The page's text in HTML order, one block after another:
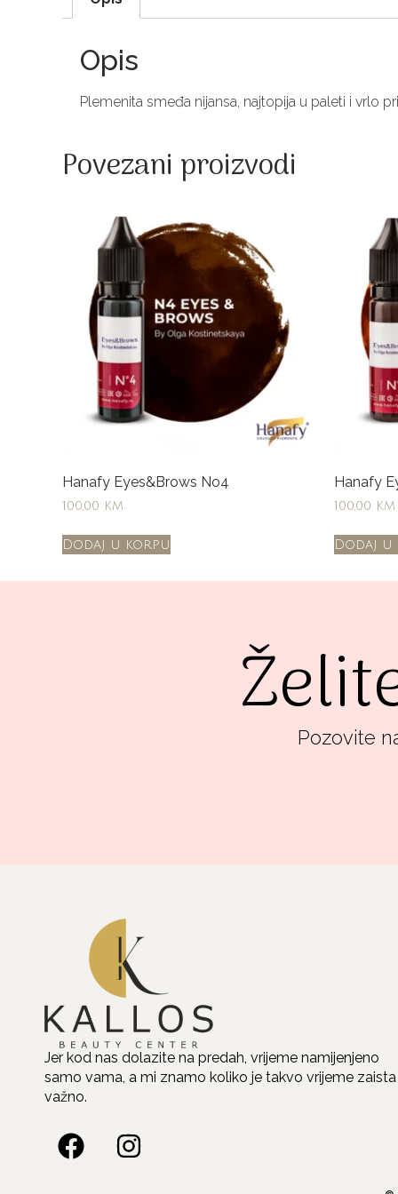
Opis
Plemenita smeđa nijansa, najtopija u paleti i vrlo
Povezani proizvodi
Hanafy Eyes&Brows No4
100,00 KM
Dodaj u korpu
Hanafy
100,00 KM
Dodaj
Pozovite
Jer kod nas dolazite na predah, vrijeme namijenjeno
samo vama, a mi znamo koliko je takvo vrijeme zaista
važno.